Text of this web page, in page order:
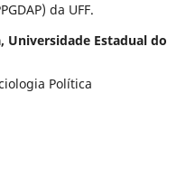
da UFF.
Universidade Estadual do
Política